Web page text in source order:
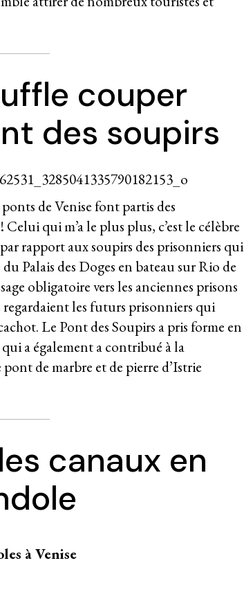
couper
des soupirs
de Venise font partis des
qui m’a le plus plus, c’est le célèbre
rapport aux soupirs des prisonniers qui
Palais des Doges en bateau sur Rio de
obligatoire vers les anciennes prisons
regardaient les futurs prisonniers qui
Le Pont des Soupirs a pris forme en
a également a contribué à la
de marbre et de pierre d’Istrie
canaux en